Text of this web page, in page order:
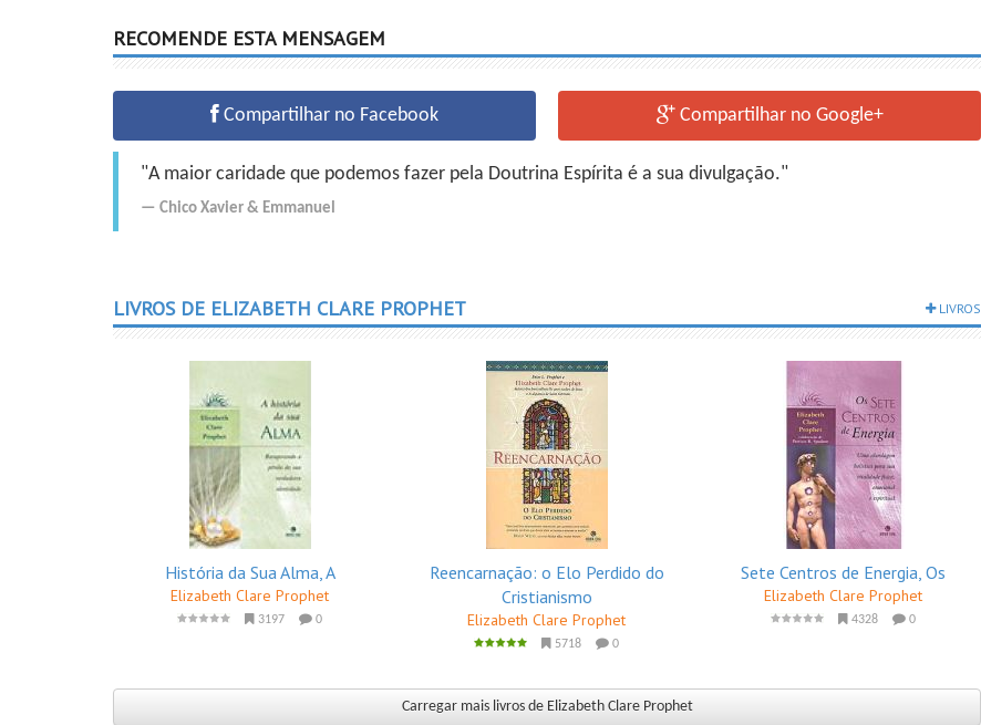
RECOMENDE ESTA MENSAGEM
Compartilhar no Facebook Compartilhar no Google+
"A maior caridade que podemos fazer pela Doutrina Espírita é a sua divulgação."
Chico Xavier & Emmanuel
LIVROS DE ELIZABETH CLARE PROPHET LIVROS
História da Sua Alma, A
Elizabeth Clare Prophet
3197 0
Reencarnação: o Elo Perdido do
Cristianismo
Elizabeth Clare Prophet
5718 0
Sete Centros de Energia, Os
Elizabeth Clare Prophet
4328 0
Carregar mais livros de Elizabeth Clare Prophet